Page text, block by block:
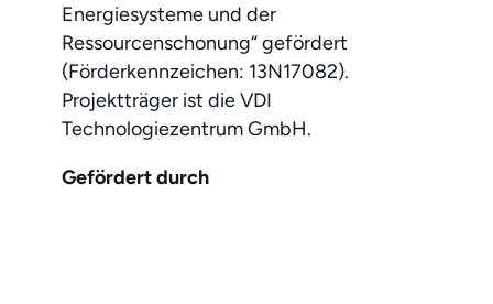
Energiesysteme und der
Ressourcenschonung“ gefördert
(Förderkennzeichen: 13N17082).
Projektträger ist die VDI
Technologiezentrum GmbH.
Gefördert durch